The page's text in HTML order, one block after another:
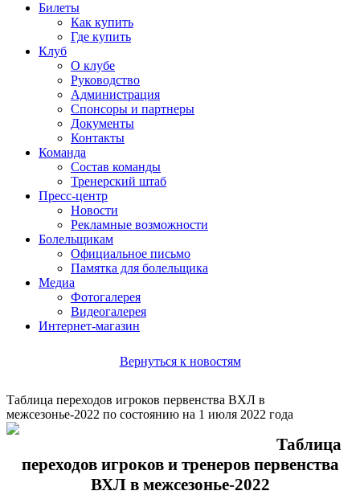
Билеты
Как купить
Где купить
Клуб
О клубе
Руководство
Администрация
Спонсоры и партнеры
Документы
Контакты
Команда
Состав команды
Тренерский штаб
Пресс-центр
Новости
Рекламные возможности
Болельщикам
Официальное письмо
Памятка для болельщика
Медиа
Фотогалерея
Видеогалерея
Интернет-магазин
Вернуться к новостям
Таблица переходов игроков первенства ВХЛ в
межсезонье-2022 по состоянию на 1 июля 2022 года
Таблица
переходов игроков и тренеров первенства
ВХЛ в межсезонье-2022